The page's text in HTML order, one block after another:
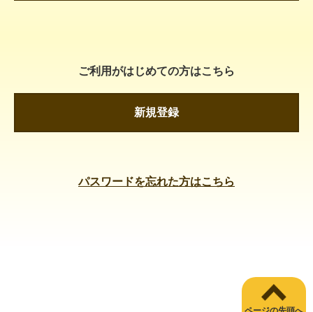
ご利用がはじめての方はこちら
新規登録
パスワードを忘れた方はこちら